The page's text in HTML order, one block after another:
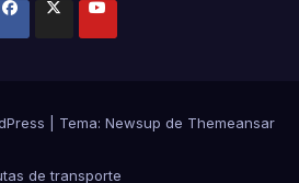
Tema: Newsup de Themeansar
de transporte